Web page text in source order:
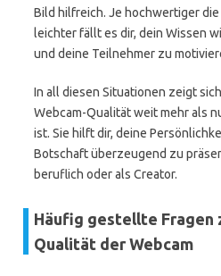
Bild hilfreich. Je hochwertiger
leichter fällt es dir, dein Wissen
und deine Teilnehmer zu
In all diesen Situationen zeigt
Webcam-Qualität weit mehr als
ist. Sie hilft dir, deine
Botschaft überzeugend zu
beruflich oder als Creator.
Häufig gestellte Fragen
Qualität der Webcam